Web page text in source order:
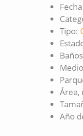
Tipo:
Baños
Área,
Año